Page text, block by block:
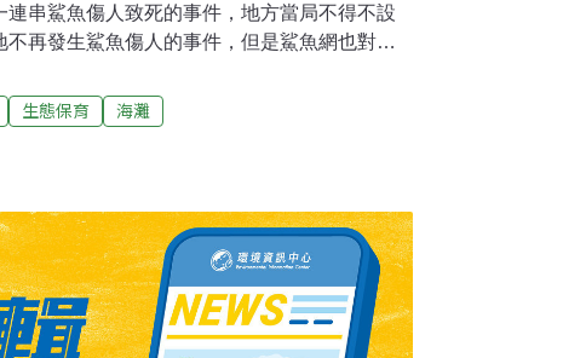
串鯊魚傷人致死的事件，地方當局不得不設
再發生鯊魚傷人的事件，但是鯊魚網也對其
成的影響。 鯊魚網有200到300米長，固定在
保護的是幾個遊客最多的海灘，總共長40公
殺死一些對人類沒有任何威脅的動物。鯊魚
線取代鯊魚網，科學家也正在試驗用電子裝
告海豚不要靠近鯊魚網。 克里夫說：「我們
相信來到我們海灘的遊客應該受到保護，免
生態保育 海灘